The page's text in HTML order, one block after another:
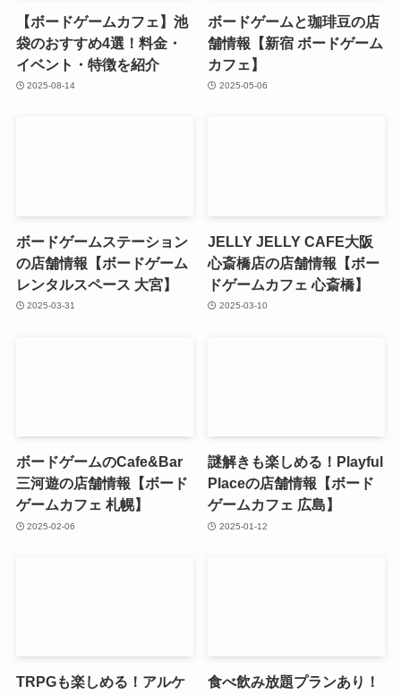
【ボードゲームカフェ】池
袋のおすすめ4選！料金・
イベント・特徴を紹介
2025-08-14
ボードゲームと珈琲豆の店
舗情報【新宿 ボードゲーム
カフェ】
2025-05-06
ボードゲームステーション
の店舗情報【ボードゲーム
レンタルスペース 大宮】
2025-03-31
JELLY JELLY CAFE大阪
心斎橋店の店舗情報【ボー
ドゲームカフェ 心斎橋】
2025-03-10
ボードゲームのCafe&Bar
三河遊の店舗情報【ボード
ゲームカフェ 札幌】
2025-02-06
謎解きも楽しめる！Playful
Placeの店舗情報【ボード
ゲームカフェ 広島】
2025-01-12
TRPGも楽しめる！アルケ
食べ飲み放題プランあり！